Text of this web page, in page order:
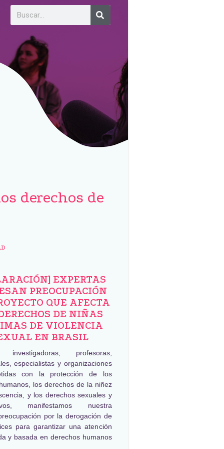
derechos de
EXPERTAS
PREOCUPACIÓN
QUE AFECTA
DE NIÑAS
DE VIOLENCIA
EN BRASIL
investigadoras, profesoras,
especialistas y organizaciones
con la protección de los
los derechos de la niñez
y los derechos sexuales y
manifestamos nuestra
por la derogación de
para garantizar una atención
y basada en derechos humanos